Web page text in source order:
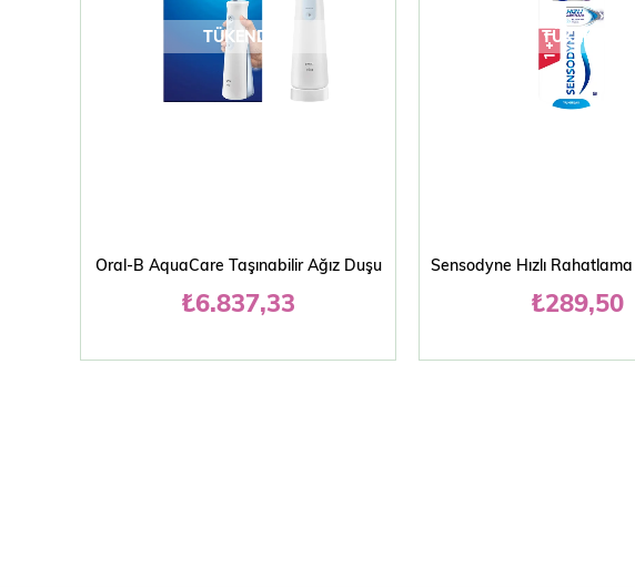
TÜKENDI
Oral-B AquaCare Taşınabilir Ağız Duşu
₺6.837,33
TÜKENDI
₺289,50